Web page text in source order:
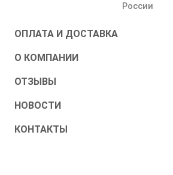
России
ОПЛАТА И ДОСТАВКА
О КОМПАНИИ
ОТЗЫВЫ
НОВОСТИ
КОНТАКТЫ